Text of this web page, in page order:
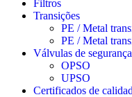
Filtros
Transições
PE / Metal
PE / Metal
Válvulas de segurança
OPSO
UPSO
Certificados de calidad